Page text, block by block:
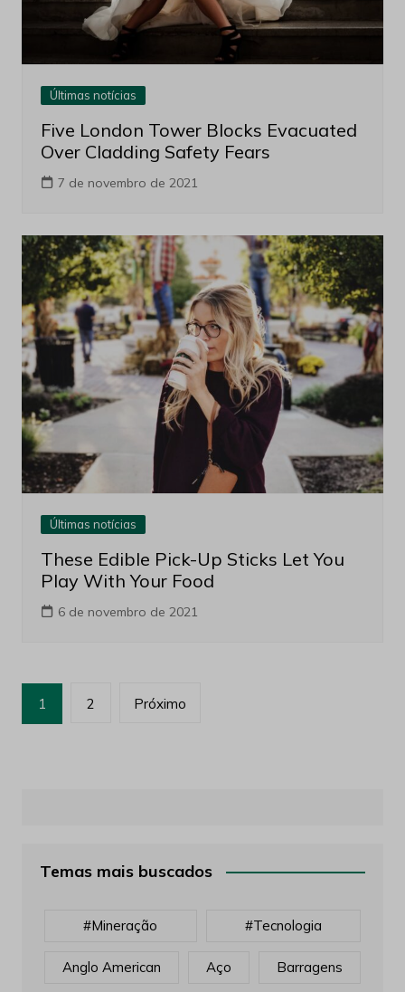
Últimas notícias
Five London Tower Blocks Evacuated
Over Cladding Safety Fears
7 de novembro de 2021
Últimas notícias
These Edible Pick-Up Sticks Let You
Play With Your Food
6 de novembro de 2021
Paginação
de
1 2 Próximo
Temas mais buscados
#mineração #tecnologia
Anglo American Aço Barragens